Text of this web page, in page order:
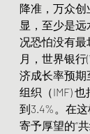
降准，万众创
显，至少是
况恐怕没有最
月，世界银
济成长率预期
组织（IMF)
到3.4%。在
寄予厚望的“